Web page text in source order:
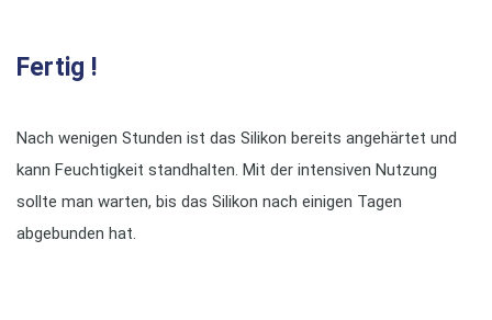
Fertig !
Nach wenigen Stunden ist das Silikon bereits angehärtet und
kann Feuchtigkeit standhalten. Mit der intensiven Nutzung
sollte man warten, bis das Silikon nach einigen Tagen
abgebunden hat.